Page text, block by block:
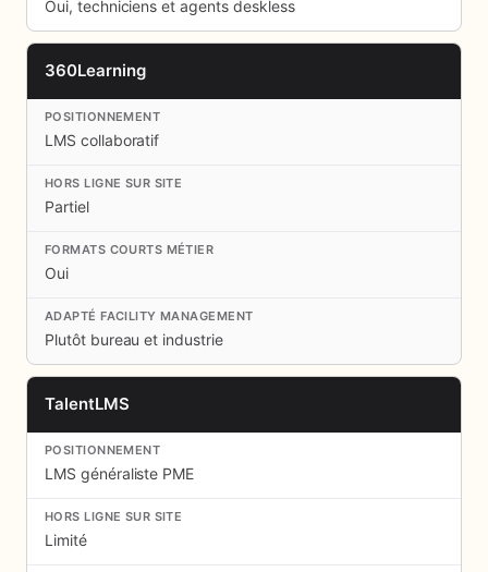
Oui, techniciens et agents deskless
360Learning
LMS collaboratif
Partiel
Oui
Plutôt bureau et industrie
TalentLMS
LMS généraliste PME
Limité